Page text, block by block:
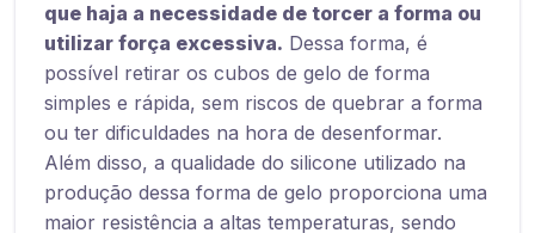
que haja a necessidade de torcer a forma ou
utilizar força excessiva. Dessa forma, é
possível retirar os cubos de gelo de forma
simples e rápida, sem riscos de quebrar a forma
ou ter dificuldades na hora de desenformar.
Além disso, a qualidade do silicone utilizado na
produção dessa forma de gelo proporciona uma
maior resistência a altas temperaturas, sendo